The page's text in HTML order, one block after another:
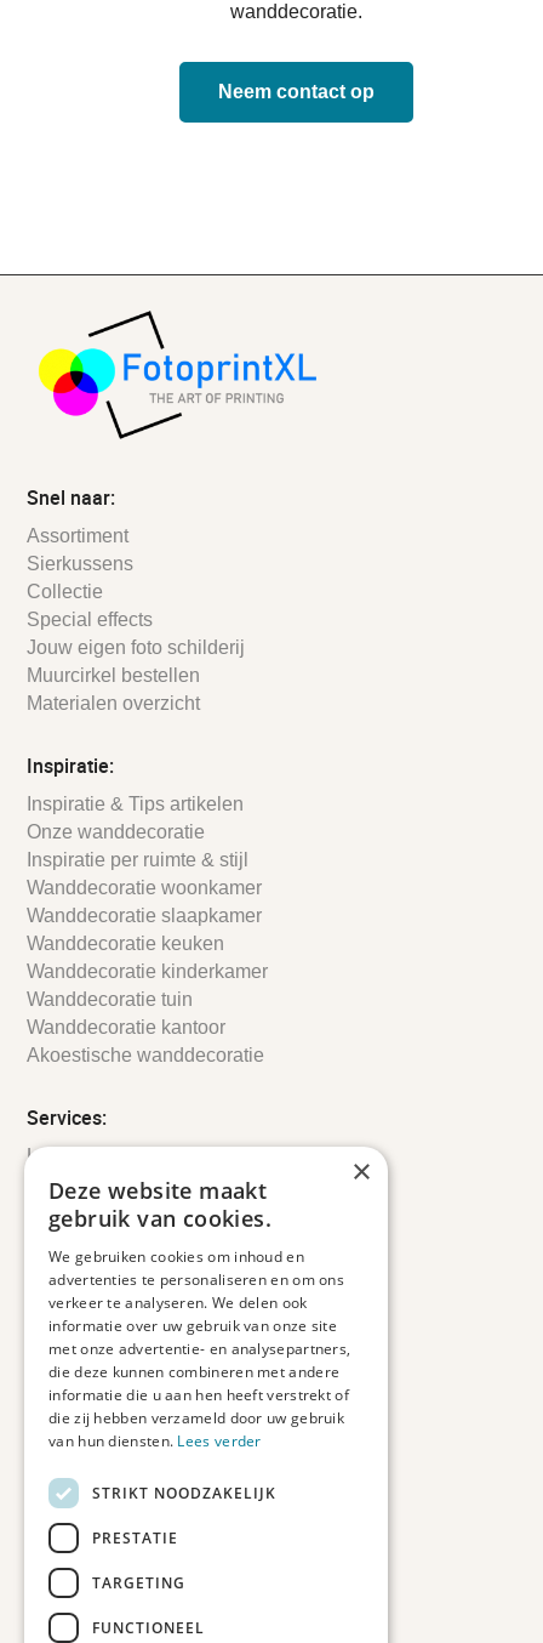
wanddecoratie.
Neem contact op
Snel naar:
Assortiment
Sierkussens
Collectie
Special effects
Jouw eigen foto schilderij
Muurcirkel bestellen
Materialen overzicht
Inspiratie:
Inspiratie & Tips artikelen
Onze wanddecoratie
Inspiratie per ruimte & stijl
Wanddecoratie woonkamer
Wanddecoratie slaapkamer
Wanddecoratie keuken
Wanddecoratie kinderkamer
Wanddecoratie tuin
Wanddecoratie kantoor
Akoestische wanddecoratie
Services:
Leveringsinformatie
Retourbeleid
Informatie
Veelgestelde vragen
Duurzaam ondernemen
Contact informatie
Etienne de Pinedaweg 34
3711 CH, Austerlitz
Nederland
info@fotoprintxl.nl
0343 78 58 00
KVK: 81960263
BTW: NL002708709B23
×
Deze website maakt
gebruik van cookies.
We gebruiken cookies om inhoud en
advertenties te personaliseren en om ons
verkeer te analyseren. We delen ook
informatie over uw gebruik van onze site
met onze advertentie- en analysepartners,
die deze kunnen combineren met andere
informatie die u aan hen heeft verstrekt of
die zij hebben verzameld door uw gebruik
van hun diensten. Lees verder
STRIKT NOODZAKELIJK
PRESTATIE
TARGETING
FUNCTIONEEL